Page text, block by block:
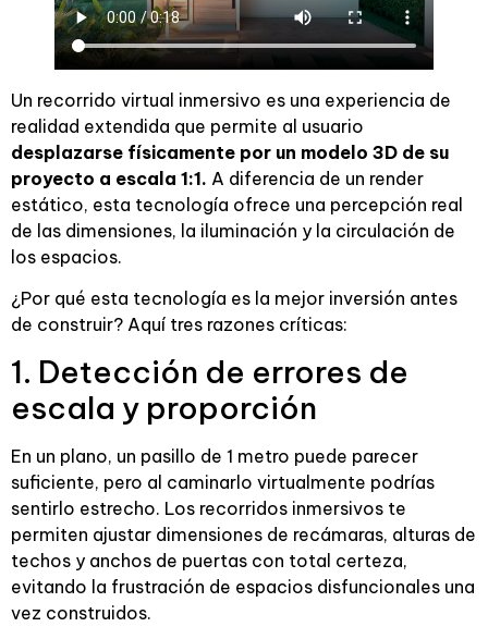
Un recorrido virtual inmersivo es una experiencia de
realidad extendida que permite al usuario
desplazarse físicamente por un modelo 3D de su
proyecto a escala 1:1. A diferencia de un render
estático, esta tecnología ofrece una percepción real
de las dimensiones, la iluminación y la circulación de
los espacios.
¿Por qué esta tecnología es la mejor inversión antes
de construir? Aquí tres razones críticas:
1. Detección de errores de
escala y proporción
En un plano, un pasillo de 1 metro puede parecer
suficiente, pero al caminarlo virtualmente podrías
sentirlo estrecho. Los recorridos inmersivos te
permiten ajustar dimensiones de recámaras, alturas de
techos y anchos de puertas con total certeza,
evitando la frustración de espacios disfuncionales una
vez construidos.